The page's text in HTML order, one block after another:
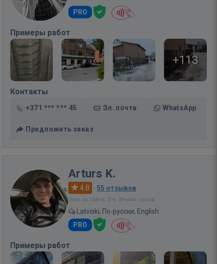
PRO
Примеры работ
+113
Контакты
+371 *** *** 45 Эл. почта WhatsApp
Предложить заказ
Arturs K.
4.8 · 55 отзывов
Был на сайте: 2 ч. 39 мин. назад
Latviski, По-русски, English
PRO
Примеры работ